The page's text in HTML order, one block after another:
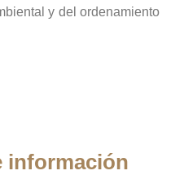
y del ordenamiento
información